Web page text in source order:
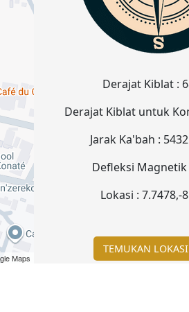
Maps
Derajat Kiblat :
Derajat Kiblat untuk
Jarak Ka'bah :
Defleksi Magnetik
Lokasi :7.7478,-
TEMUKAN LOKASI